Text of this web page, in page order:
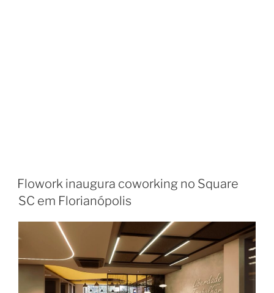
Flowork inaugura coworking no Square
SC em Florianópolis